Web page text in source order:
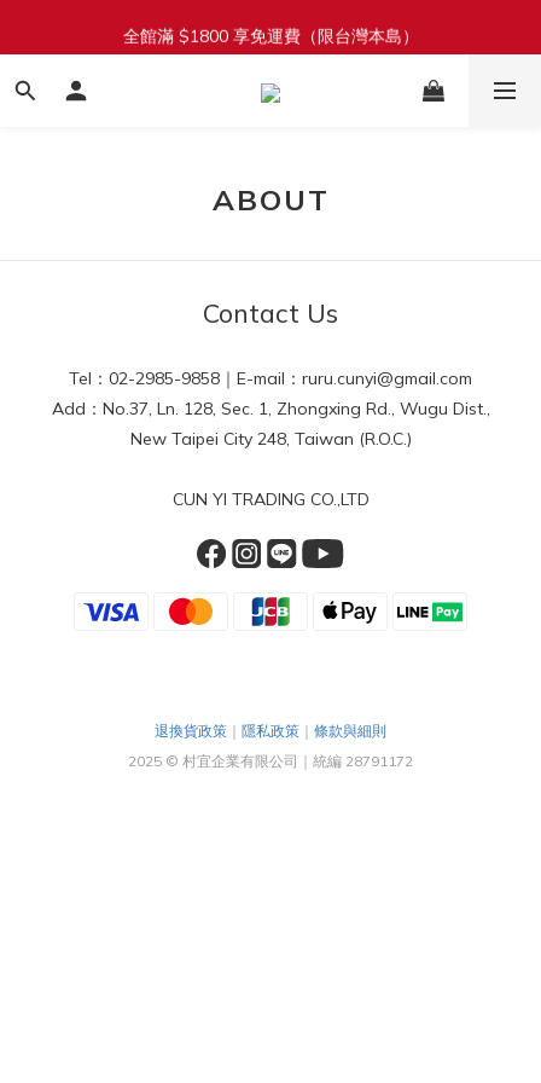
加入會員立即送 $100 購物金
全館滿 $1800 享免運費（限台灣本島）
單筆滿 $1380 即享 92 折（折扣無上限）
ABOUT
Contact Us
Tel：02-2985-9858｜E-mail：ruru.cunyi@gmail.com
Add：No.37, Ln. 128, Sec. 1, Zhongxing Rd., Wugu Dist.,
New Taipei City 248, Taiwan (R.O.C.)
CUN YI TRADING CO.,LTD
退換貨政策 ｜ 隱私政策 ｜ 條款與細則
2025 © 村宜企業有限公司｜統編 28791172